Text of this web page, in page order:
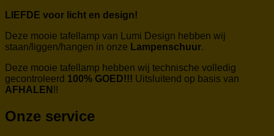
LIEFDE voor licht en design!
Deze mooie tafellamp van Lumi Design hebben wij
staan/liggen/hangen in onze Lampenschuur.
Deze mooie tafellamp hebben wij technische volledig
gecontroleerd 100% GOED!!! Uitsluitend op basis van
AFHALEN !!
Onze service